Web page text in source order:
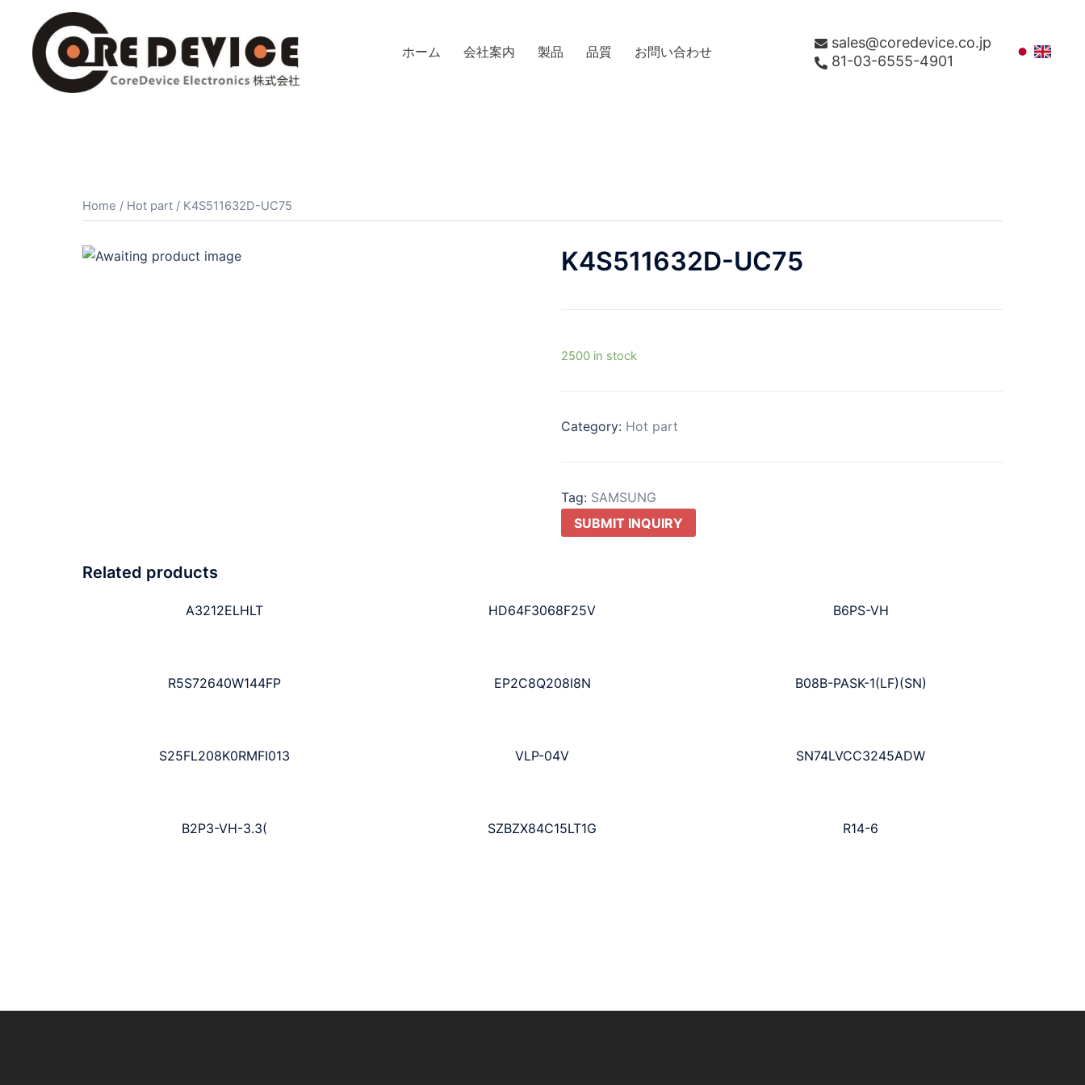
ホーム 会社案内 製品 品質 お問い合わせ
sales@coredevice.co.jp
81-03-6555-4901
Home / Hot part / K4S511632D-UC75
K4S511632D-UC75
2500 in stock
Category: Hot part
Tag: SAMSUNG
SUBMIT INQUIRY
Related products
A3212ELHLT HD64F3068F25V B6PS-VH
R5S72640W144FP EP2C8Q208I8N B08B-PASK-1(LF)(SN)
S25FL208K0RMFI013 VLP-04V SN74LVCC3245ADW
B2P3-VH-3.3( SZBZX84C15LT1G R14-6